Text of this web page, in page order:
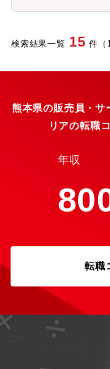
ンケート製作・集計
ント企画・運営、研
【組織体制について
である本社ＢＰＯ事
熊本駅前センター、
正社員約100名、契
ている既存シェアー
伴う新規プロジェク
検索結果一覧 15 件（
熊本県の販売員・サ
リアの転職
年収
転職